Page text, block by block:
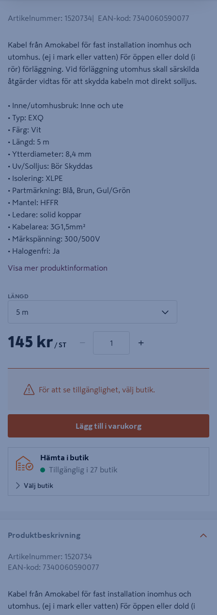
Artikelnummer: 1520734 EAN-kod: 7340060590077
Kabel från Amokabel för fast installation inomhus och
utomhus. (ej i mark eller vatten) För öppen eller dold (i
rör) förläggning. Vid förläggning utomhus skall särskilda
åtgärder vidtas för att skydda kabeln mot direkt solljus.
• Inne/utomhusbruk: Inne och ute
• Typ: EXQ
• Färg: Vit
• Längd: 5 m
• Ytterdiameter: 8,4 mm
• Uv/Solljus: Bör Skyddas
• Isolering: XLPE
• Partmärkning: Blå, Brun, Gul/Grön
• Mantel: HFFR
• Ledare: solid koppar
• Kabelarea: 3G1,5mm²
• Märkspänning: 300/500V
• Halogenfri: Ja
Visa mer produktinformation
LÄNGD
145 kr / ST − +
För att se tillgänglighet, välj butik.
Lägg till i varukorg
Hämta i butik
Tillgänglig i 27 butik
Välj butik
Produktbeskrivning
Artikelnummer: 1520734
EAN-kod: 7340060590077
Kabel från Amokabel för fast installation inomhus och
utomhus. (ej i mark eller vatten) För öppen eller dold (i